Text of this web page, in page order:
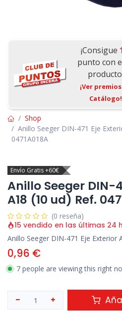
¡Consigue
punto con
¡Ver
Catálogo!
Shop
Anillo Seeger DIN-471 Eje
0471A018A
Envío Gratis +60€
Anillo Seeger DIN-
A18 (10 ud) Ref.
(0 reseña)
15 vendido en las últimas 24
Anillo Seeger DIN-471 Eje Exterior
0,96 €
7 people are viewing this right